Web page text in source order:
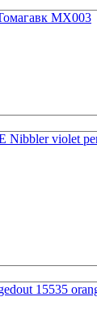
MX003
Nibbler violet
15535